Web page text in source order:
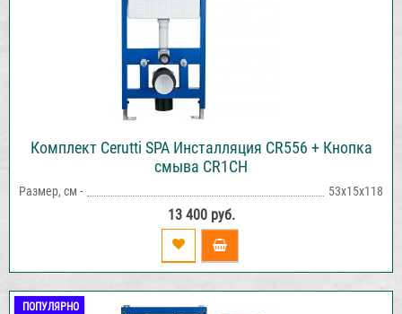
Комплект Cerutti SPA Инсталляция CR556 + Кнопка
смыва CR1CH
Размер, см - 53х15х118
13 400 руб.
ПОПУЛЯРНО